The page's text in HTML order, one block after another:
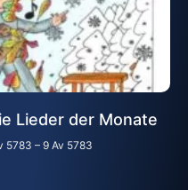
Lieder der Monate
5783 – 9 Av 5783